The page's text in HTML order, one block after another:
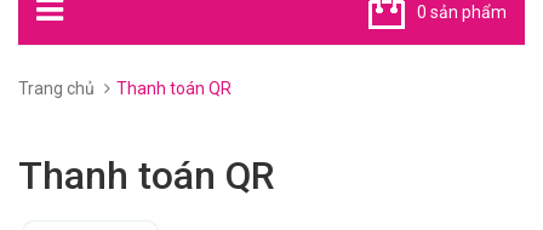
0 sản phẩm
Trang chủ Thanh toán QR
Thanh toán QR